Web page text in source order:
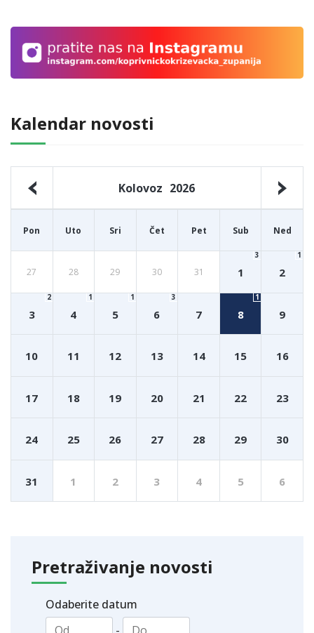
Kalendar novosti
Kolovoz 2026
Pon Uto Sri Čet Pet Sub Ned
27 28 29 30 31 1
3
2
1
3
2
4
1
5
1
6
3
7 8
1
9
10 11 12 13 14 15 16
17 18 19 20 21 22 23
24 25 26 27 28 29 30
31 1 2 3 4 5 6
Pretraživanje novosti
Odaberite datum